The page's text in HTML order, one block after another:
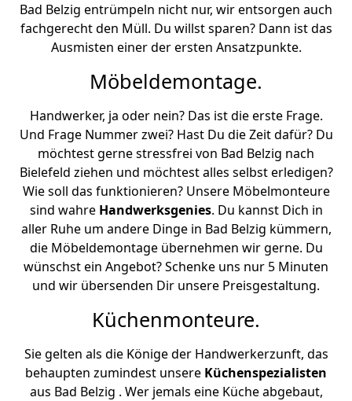
Bad Belzig entrümpeln nicht nur, wir entsorgen auch
fachgerecht den Müll. Du willst sparen? Dann ist das
Ausmisten einer der ersten Ansatzpunkte.
Möbeldemontage.
Handwerker, ja oder nein? Das ist die erste Frage.
Und Frage Nummer zwei? Hast Du die Zeit dafür? Du
möchtest gerne stressfrei von Bad Belzig nach
Bielefeld ziehen und möchtest alles selbst erledigen?
Wie soll das funktionieren? Unsere Möbelmonteure
sind wahre Handwerksgenies. Du kannst Dich in
aller Ruhe um andere Dinge in Bad Belzig kümmern,
die Möbeldemontage übernehmen wir gerne. Du
wünschst ein Angebot? Schenke uns nur 5 Minuten
und wir übersenden Dir unsere Preisgestaltung.
Küchenmonteure.
Sie gelten als die Könige der Handwerkerzunft, das
behaupten zumindest unsere Küchenspezialisten
aus Bad Belzig . Wer jemals eine Küche abgebaut,